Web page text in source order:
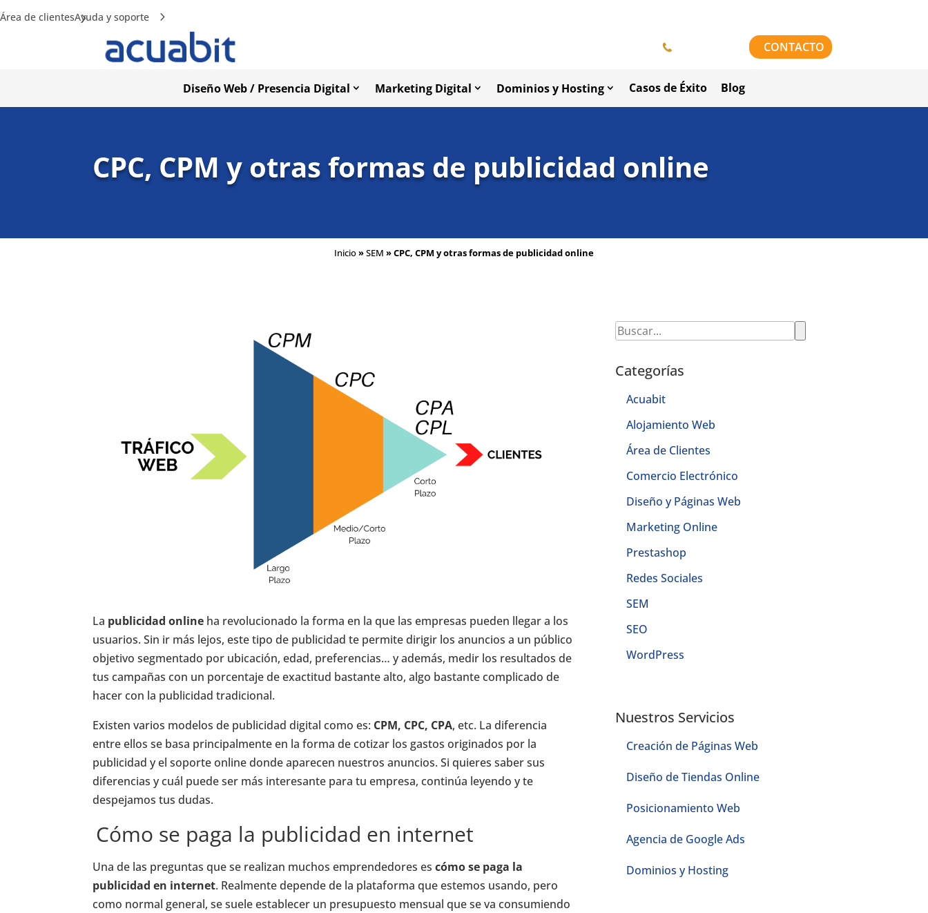
Área de clientesAyuda y soporte
CONTACTO
Diseño Web / Presencia Digital Marketing Digital Dominios y Hosting Casos de Éxito Blog
CPC, CPM y otras formas de publicidad online
Inicio»SEM »CPC, CPM y otras formas de publicidad online
La publicidad online ha revolucionado la forma en la que las empresas pueden llegar a los
usuarios. Sin ir más lejos, este tipo de publicidad te permite dirigir los anuncios a un público
objetivo segmentado por ubicación, edad, preferencias… y además, medir los resultados de
tus campañas con un porcentaje de exactitud bastante alto, algo bastante complicado de
hacer con la publicidad tradicional.
Existen varios modelos de publicidad digital como es: CPM, CPC, CPA, etc. La diferencia
entre ellos se basa principalmente en la forma de cotizar los gastos originados por la
publicidad y el soporte online donde aparecen nuestros anuncios. Si quieres saber sus
diferencias y cuál puede ser más interesante para tu empresa, continúa leyendo y te
despejamos tus dudas.
Cómo se paga la publicidad en internet
Una de las preguntas que se realizan muchos emprendedores escómo se paga la
publicidad en internet. Realmente depende de la plataforma que estemos usando, pero
como normal general, se suele establecer un presupuesto mensual que se va consumiendo
Categorías
Acuabit
Alojamiento Web
Área de Clientes
Comercio Electrónico
Diseño y Páginas Web
Marketing Online
Prestashop
Redes Sociales
SEM
SEO
WordPress
Nuestros Servicios
Creación de Páginas Web
Diseño de Tiendas Online
Posicionamiento Web
Agencia de Google Ads
Dominios y Hosting